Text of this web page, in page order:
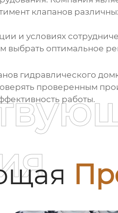
клапанов
и условиях
выбрать оптимальное
гидравлического
проверенным
работы.